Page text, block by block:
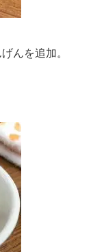
んを追加。